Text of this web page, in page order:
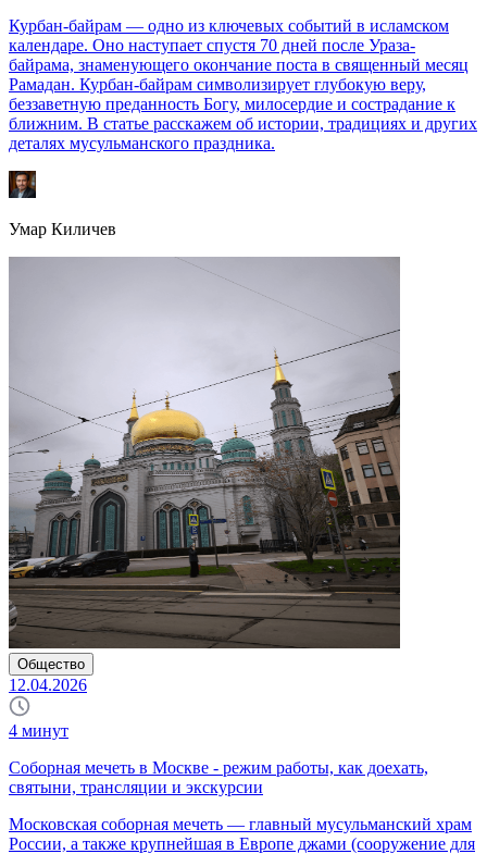
Курбан-байрам — одно из ключевых событий в исламском
календаре. Оно наступает спустя 70 дней после Ураза-
байрама, знаменующего окончание поста в священный месяц
Рамадан. Курбан-байрам символизирует глубокую веру,
беззаветную преданность Богу, милосердие и сострадание к
ближним. В статье расскажем об истории, традициях и других
деталях мусульманского праздника.
Умар Киличев
Общество
12.04.2026
4 минут
Соборная мечеть в Москве - режим работы, как доехать,
святыни, трансляции и экскурсии
Московская соборная мечеть — главный мусульманский храм
России, а также крупнейшая в Европе джами (сооружение для